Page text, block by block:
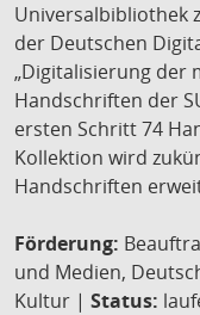
Universalbibliothek
der Deutschen
„Digitalisierung der
Handschriften der
ersten Schritt 74
Kollektion wird
Handschriften
Förderung:
und Medien,
Kultur | Status: